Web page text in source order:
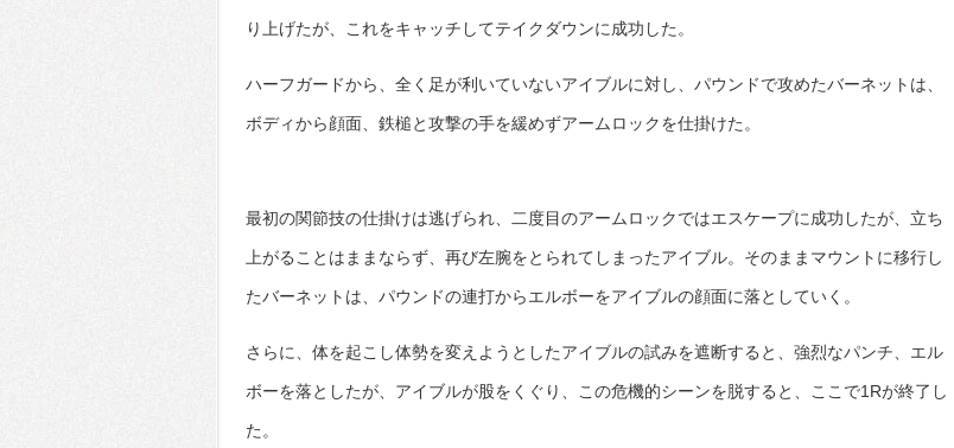
り上げたが、これをキャッチしてテイクダウンに成功した。
ハーフガードから、全く足が利いていないアイブルに対し、パウンドで攻めたバーネットは、
ボディから顔面、鉄槌と攻撃の手を緩めずアームロックを仕掛けた。
最初の関節技の仕掛けは逃げられ、二度目のアームロックではエスケープに成功したが、立ち
上がることはままならず、再び左腕をとられてしまったアイブル。そのままマウントに移行し
たバーネットは、パウンドの連打からエルボーをアイブルの顔面に落としていく。
さらに、体を起こし体勢を変えようとしたアイブルの試みを遮断すると、強烈なパンチ、エル
ボーを落としたが、アイブルが股をくぐり、この危機的シーンを脱すると、ここで1Rが終了し
た。